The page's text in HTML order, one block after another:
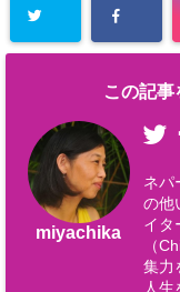
この記
miyachika
ネパ
の他
イタ
（
集力
人生